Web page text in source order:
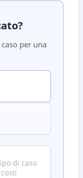
per una
di caso